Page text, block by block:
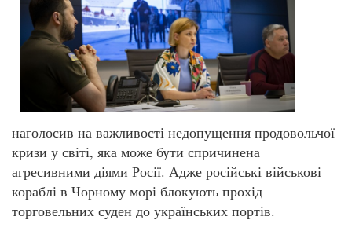
наголосив на важливості недопущення продовольчої
кризи у світі, яка може бути спричинена
агресивними діями Росії. Адже російські військові
кораблі в Чорному морі блокують прохід
торговельних суден до українських портів.